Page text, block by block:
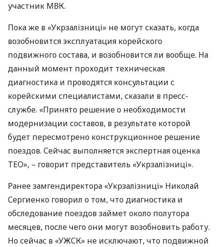
участник МВК.
Пока же в «Укрзалізниці» не могут сказать, когда
возобновится эксплуатация корейского
подвижного состава, и возобновится ли вообще. На
данный момент проходит техническая
диагностика и проводятся консультации с
корейскими специалистами, сказали в пресс-
службе. «Принято решение о необходимости
модернизации составов, в результате которой
будет пересмотрено конструкционное решение
поездов. Сейчас выполняется экспертная оценка
ТЕО», – говорит представитель «Укрзалізниці».
Ранее замгендиректора «Укрзалізниці» Николай
Сергиенко говорил о том, что диагностика и
обследование поездов займет около полутора
месяцев, после чего они могут возобновить работу.
Но сейчас в «УЖСК» не исключают, что подвижной